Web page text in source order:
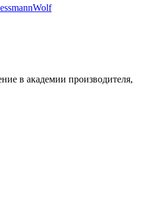
Wolf
в академии производителя,